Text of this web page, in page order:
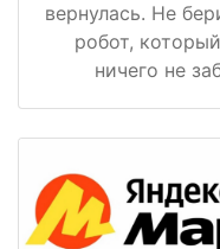
вернулась. Не
робот,
ничего не